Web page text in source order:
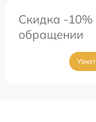
Скидка -10%
обращении